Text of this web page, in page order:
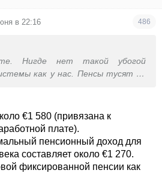
в 22:16 486
Нигде нет такой убогой
как у нас. Пенсы тусят по
€1 580 (привязана к
плате).
пенсионный доход для
составляет около €1 270.
фиксированной пенсии как